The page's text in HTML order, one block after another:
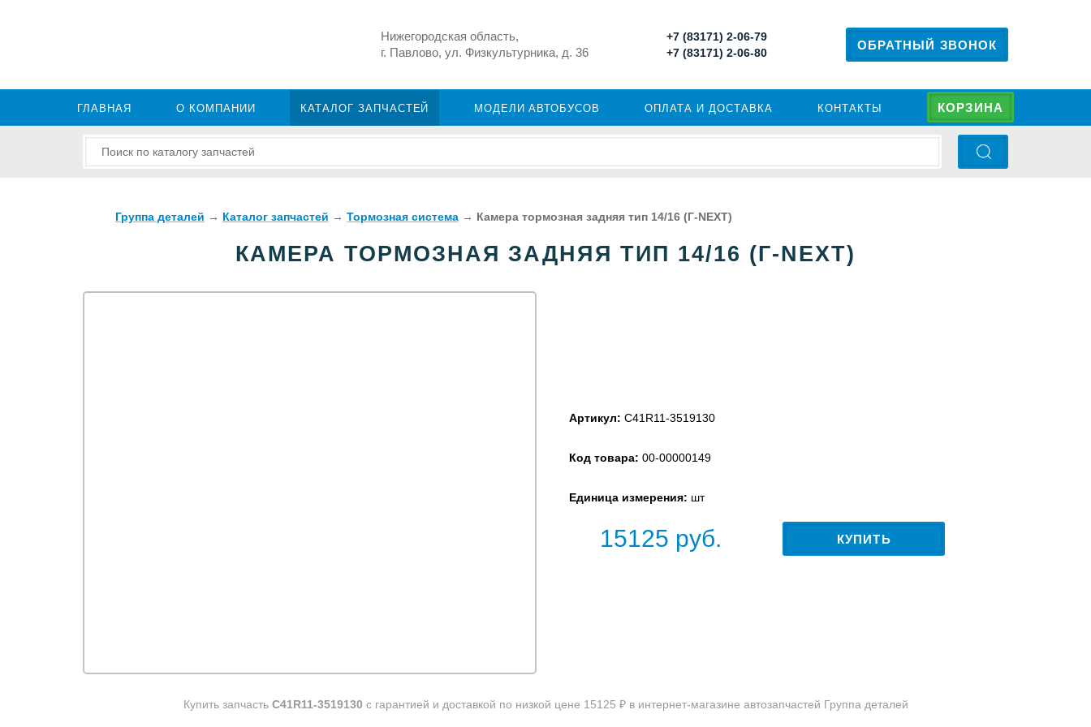
Группа деталей → Каталог запчастей → Тормозная система → Камера тормозная задняя тип 14/16 (Г-NEXT)
КАМЕРА ТОРМОЗНАЯ ЗАДНЯЯ ТИП 14/16 (Г-NEXT)
Артикул: C41R11-3519130
Код товара: 00-00000149
Единица измерения: шт
15125 руб. КУПИТЬ
Купить запчасть C41R11-3519130 с гарантией и доставкой по низкой цене 15125 ₽ в интернет-магазине автозапчастей Группа деталей
Нижегородская область,
г. Павлово, ул. Физкультурника, д. 36
+7 (83171) 2-06-79
+7 (83171) 2-06-80
ОБРАТНЫЙ ЗВОНОК
ГЛАВНАЯ О КОМПАНИИ КАТАЛОГ ЗАПЧАСТЕЙ МОДЕЛИ АВТОБУСОВ ОПЛАТА И ДОСТАВКА КОНТАКТЫ КОРЗИНА